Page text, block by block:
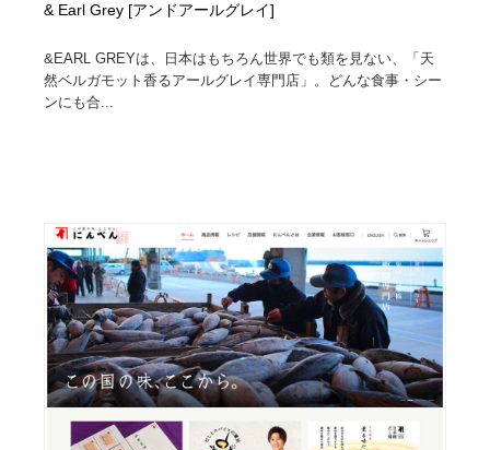
& Earl Grey [アンドアールグレイ]
&EARL GREYは、日本はもちろん世界でも類を見ない、「天
然ベルガモット香るアールグレイ専門店」。どんな食事・シー
ンにも合...